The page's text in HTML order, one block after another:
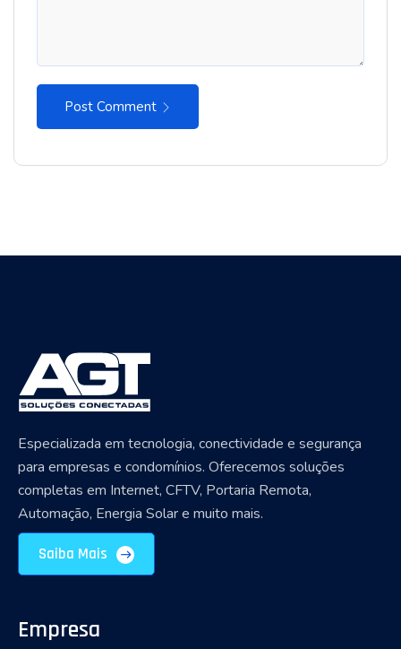
Post Comment
Especializada em tecnologia, conectividade e segurança
para empresas e condomínios. Oferecemos soluções
completas em Internet, CFTV, Portaria Remota,
Automação, Energia Solar e muito mais.
Saiba Mais
Empresa